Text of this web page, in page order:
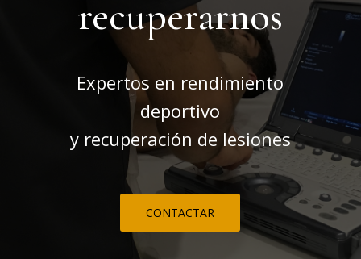
recuperarnos
Expertos en rendimiento
deportivo
y recuperación de lesiones
CONTACTAR